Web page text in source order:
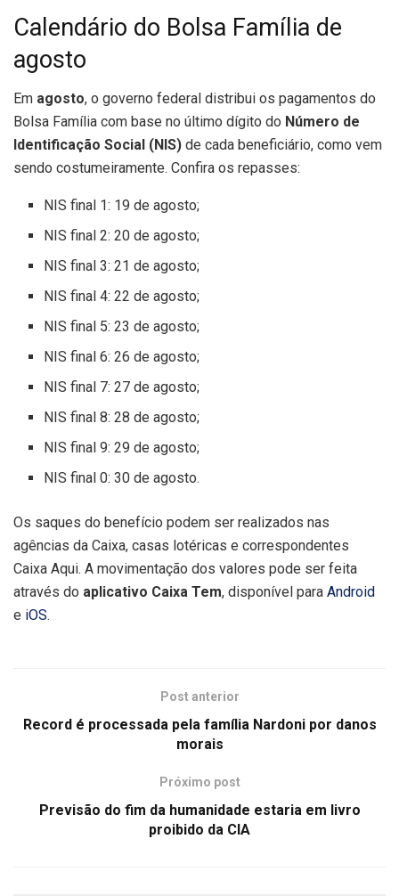
Calendário do Bolsa Família de
agosto
Em agosto, o governo federal distribui os pagamentos do
Bolsa Família com base no último dígito do Número de
Identificação Social (NIS) de cada beneficiário, como vem
sendo costumeiramente. Confira os repasses:
NIS final 1: 19 de agosto;
NIS final 2: 20 de agosto;
NIS final 3: 21 de agosto;
NIS final 4: 22 de agosto;
NIS final 5: 23 de agosto;
NIS final 6: 26 de agosto;
NIS final 7: 27 de agosto;
NIS final 8: 28 de agosto;
NIS final 9: 29 de agosto;
NIS final 0: 30 de agosto.
Os saques do benefício podem ser realizados nas
agências da Caixa, casas lotéricas e correspondentes
Caixa Aqui. A movimentação dos valores pode ser feita
através do aplicativo Caixa Tem, disponível para Android
e iOS.
Post anterior
Record é processada pela família Nardoni por danos
morais
Próximo post
Previsão do fim da humanidade estaria em livro
proibido da CIA